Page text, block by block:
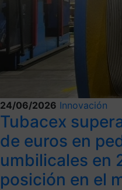
24/06/2026 Innovación
Tubacex
de euros en
umbilicales en
posición en el